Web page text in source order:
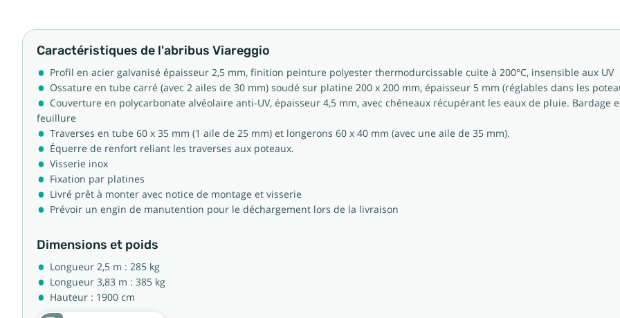
Caractéristiques de l'abribus Viareggio
Profil en acier galvanisé épaisseur 2,5 mm, finition peinture polyester thermodurcissable cuite à 200°C, insensible aux UV
Ossature en tube carré (avec 2 ailes de 30 mm) soudé sur platine 200 x 200 mm, épaisseur 5 mm (réglables dans les
Couverture en polycarbonate alvéolaire anti-UV, épaisseur 4,5 mm, avec chéneaux récupérant les eaux de pluie.
feuillure
Traverses en tube 60 x 35 mm (1 aile de 25 mm) et longerons 60 x 40 mm (avec une aile de 35 mm).
Équerre de renfort reliant les traverses aux poteaux.
Visserie inox
Fixation par platines
Livré prêt à monter avec notice de montage et visserie
Prévoir un engin de manutention pour le déchargement lors de la livraison
Dimensions et poids
Longueur 2,5 m : 285 kg
Longueur 3,83 m : 385 kg
Hauteur : 1900 cm